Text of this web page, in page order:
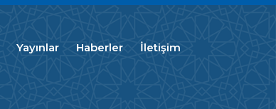
Yayınlar Haberler İletişim